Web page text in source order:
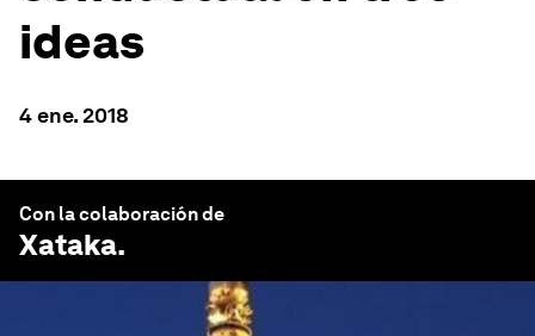
ideas
4 ene. 2018
Con la colaboración de
Xataka.